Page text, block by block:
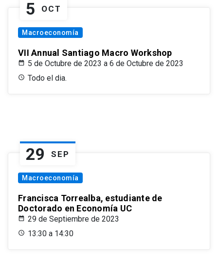
5 OCT
Macroeconomía
VII Annual Santiago Macro Workshop
5 de Octubre de 2023 a 6 de Octubre de 2023
Todo el dia.
29 SEP
Macroeconomía
Francisca Torrealba, estudiante de
Doctorado en Economía UC
29 de Septiembre de 2023
13:30 a 14:30